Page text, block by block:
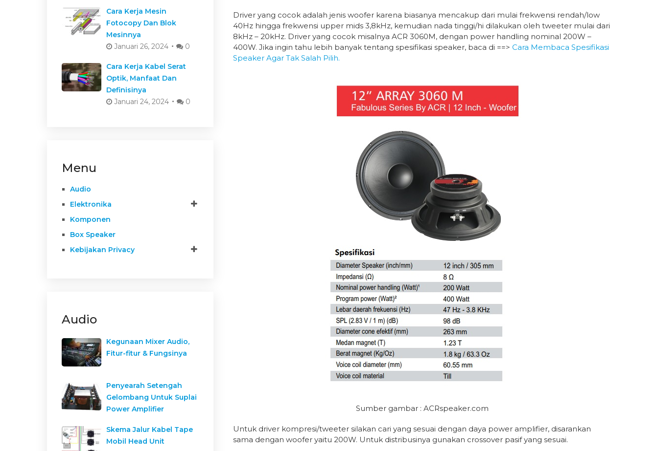
Driver yang cocok adalah jenis woofer karena biasanya mencakup dari mulai frekwensi rendah/low
40Hz hingga frekwensi upper mids 3,8kHz, kemudian nada tinggi/hi dilakukan oleh tweeter mulai dari
8kHz – 20kHz. Driver yang cocok misalnya ACR 3060M, dengan power handling nominal 200W –
400W. Jika ingin tahu lebih banyak tentang spesifikasi speaker, baca di ==> Cara Membaca Spesifikasi
Speaker Agar Tak Salah Pilih.
Sumber gambar : ACRspeaker.com
Untuk driver kompresi/tweeter silakan cari yang sesuai dengan daya power amplifier, disarankan
sama dengan woofer yaitu 200W. Untuk distribusinya gunakan crossover pasif yang sesuai.
Cara Kerja Mesin
Fotocopy Dan Blok
Mesinnya
Januari 26, 2024
0
Cara Kerja Kabel Serat
Optik, Manfaat Dan
Definisinya
Januari 24, 2024
0
Menu
Audio
Elektronika
Komponen
Box Speaker
Kebijakan Privacy
Audio
Kegunaan Mixer Audio,
Fitur-fitur & Fungsinya
Penyearah Setengah
Gelombang Untuk Suplai
Power Amplifier
Skema Jalur Kabel Tape
Mobil Head Unit